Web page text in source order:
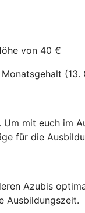
von 40 €
(13.
mit euch im
für die
Azubis
Ausbildungszeit.